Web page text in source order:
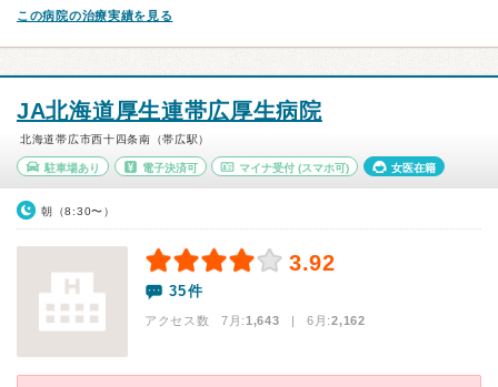
この病院の治療実績を見る
JA北海道厚生連帯広厚生病院
北海道帯広市西十四条南（帯広駅）
駐車場あり 電子決済可 マイナ受付 (スマホ可) 女医在籍
朝（8:30〜）
3.92
35件
アクセス数 7月:1,643 | 6月:2,162